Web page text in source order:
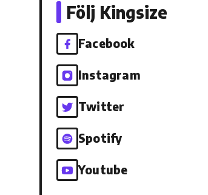
Följ Kingsize
Facebook
Instagram
Twitter
Spotify
Youtube